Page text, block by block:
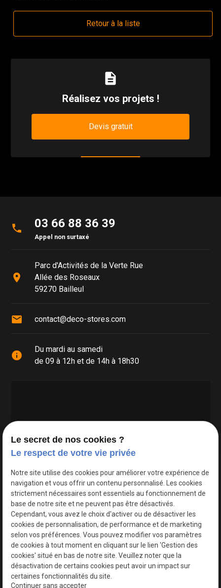
Retour à la liste
description
Réalisez vos projets !
Devis gratuit
phone 03 66 88 36 39
Appel non surtaxé
place
Parc d'Activités de la Verte Rue
Allée des Roseaux
59270 Bailleul
mail contact@deco-stores.com
info
Du mardi au samedi
de 09 à 12h et de 14h à 18h30
Google Maps Search API est désactivé.
Le secret de nos cookies ?
Le respect de votre vie privée
Notre site utilise des cookies pour améliorer votre expérience de
navigation et vous offrir un contenu personnalisé. Les cookies
strictement nécessaires sont essentiels au fonctionnement de
base de notre site et ne peuvent pas être désactivés.
Cependant, vous avez le choix d'activer ou de désactiver les
cookies de personnalisation, de performance et de marketing
selon vos préférences. Vous pouvez modifier vos paramètres
de cookies à tout moment en cliquant sur le lien 'Gestion des
cookies' situé en bas de notre site. Veuillez noter que la
désactivation de certains cookies peut avoir un impact sur
certaines fonctionnalités du site.
Continuer sans accepter